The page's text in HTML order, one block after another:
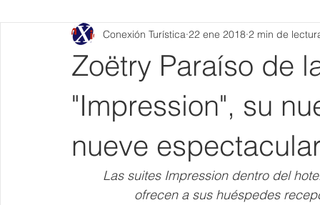
Zoëtry Paraíso de
"Impression", su
nueve
Conexión Turística 22 ene 2018 2 min de
Las suites Impression dentro del
ofrecen a sus huéspedes